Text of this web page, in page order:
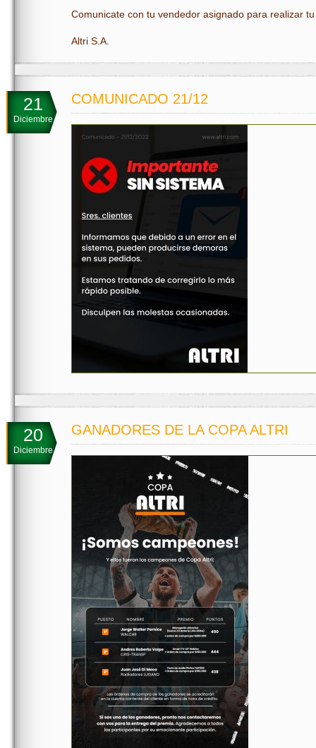
Comunicate con tu vendedor asignado para realizar
Altri S.A.
21
Diciembre
COMUNICADO 21/12
20
Diciembre
GANADORES DE LA COPA ALTRI